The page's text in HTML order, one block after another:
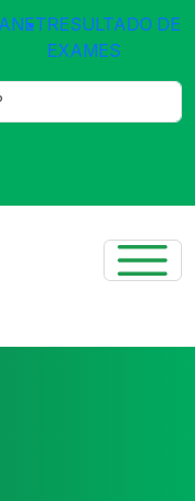
RESULTADO DE
EXAMES